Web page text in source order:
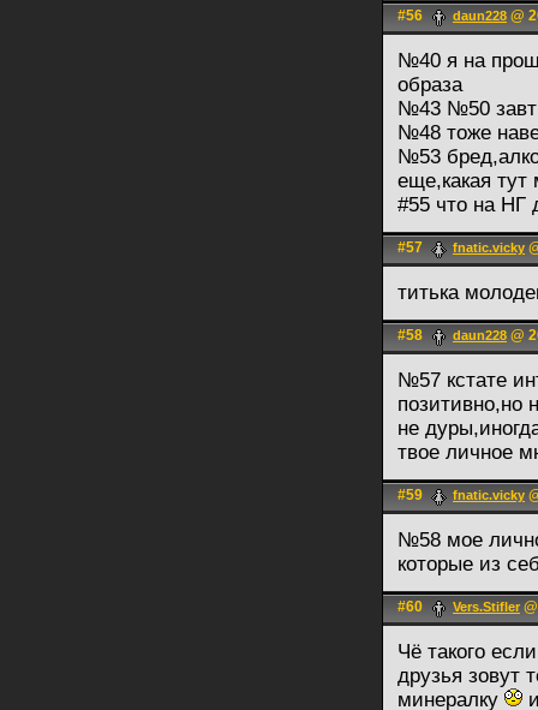
#56 daun228 @
№40 я на
образа
№43 №50
№48 тоже
№53
еще,какая тут
#55 что на НГ
#57 fnatic.vicky
титька
#58 daun228 @
№57 кстате
позитивно,но
не
твое личное
#59 fnatic.vicky
№58 мое
которые из
#60 Vers.Stifler
Чё такого
друзья зовут
минералку